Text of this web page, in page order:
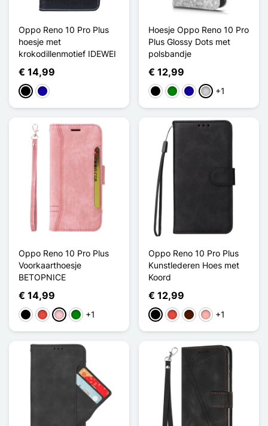
Oppo Reno 10 Pro Plus
hoesje met
krokodillenmotief IDEWEI
€ 14,99
ZwartDonkerblauw
Hoesje Oppo Reno 10 Pro
Plus Glossy Dots met
polsbandje
€ 12,99
ZwartGroenDonkerblauw
Zilver
+1
Oppo Reno 10 Pro Plus
Voorkaarthoesje
BETOPNICE
€ 14,99
ZwartRoodRozeGroen
+1
Oppo Reno 10 Pro Plus
Kunstlederen Hoes met
Koord
€ 12,99
ZwartRoodDonkerbruin
Rose Goud
+1